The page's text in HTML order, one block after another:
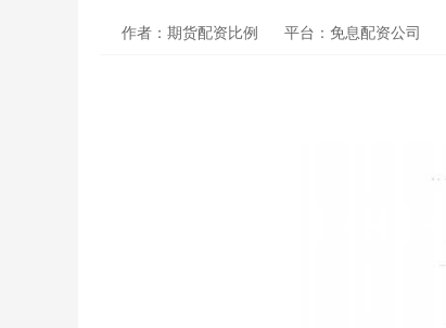
作者：期货配资比例 平台：免息配资公司